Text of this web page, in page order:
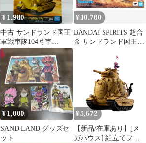
¥ 1,980
中古 サンドランド国王
軍戦車隊104号車
MEGAWCF「SANDLA
ND」
¥ 10,780
BANDAI SPIRITS 超合
金 サンドランド国王軍
¥ 1,000
SAND LAND グッズセ
ット
¥ 5,672
【新品/在庫あり】[メ
ガハウス] 組立てフィ